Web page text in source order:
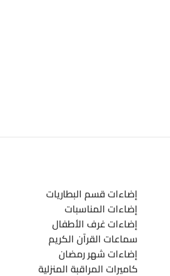
إضاءات قسم البطاريات
إضاءات المناسبات
إضاءات غرف الأطفال
سماعات القرآن الكريم
إضاءات شهر رمضان
كاميرات المراقبة المنزلية